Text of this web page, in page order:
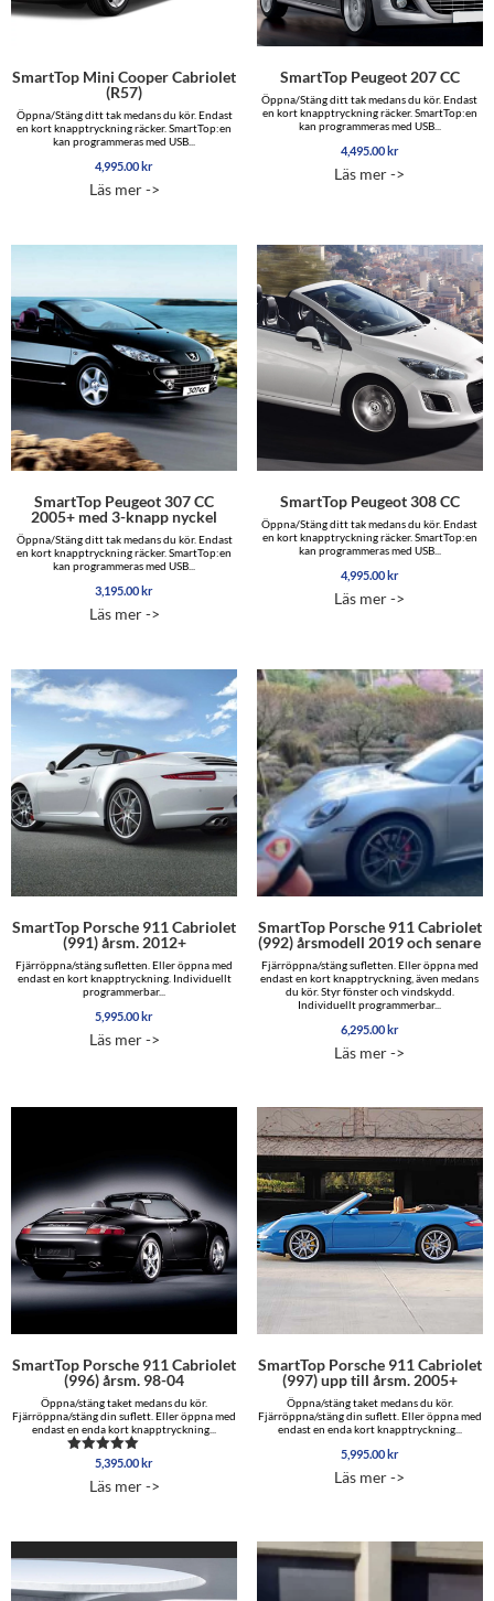
SmartTop Mini Cooper Cabriolet
(R57)
Öppna/Stäng ditt tak medans du kör. Endast
en kort knapptryckning räcker. SmartTop:en
kan programmeras med USB...
4,995.00kr
Läs mer ->
SmartTop Peugeot 207 CC
Öppna/Stäng ditt tak medans du kör. Endast
en kort knapptryckning räcker. SmartTop:en
kan programmeras med USB...
4,495.00kr
Läs mer ->
SmartTop Peugeot 307 CC
2005+ med 3-knapp nyckel
Öppna/Stäng ditt tak medans du kör. Endast
en kort knapptryckning räcker. SmartTop:en
kan programmeras med USB...
3,195.00 kr
Läs mer ->
SmartTop Peugeot 308 CC
Öppna/Stäng ditt tak medans du kör. Endast
en kort knapptryckning räcker. SmartTop:en
kan programmeras med USB...
4,995.00 kr
Läs mer ->
SmartTop Porsche 911 Cabriolet
(991) årsm. 2012+
Fjärröppna/stäng sufletten. Eller öppna med
endast en kort knapptryckning. Individuellt
programmerbar...
5,995.00kr
Läs mer ->
SmartTop Porsche 911 Cabriolet
(992) årsmodell 2019 och senare
Fjärröppna/stäng sufletten. Eller öppna med
endast en kort knapptryckning, även medans
du kör. Styr fönster och vindskydd.
Individuellt programmerbar...
6,295.00kr
Läs mer ->
SmartTop Porsche 911 Cabriolet
(996) årsm. 98-04
Öppna/stäng taket medans du kör.
Fjärröppna/stäng din suflett. Eller öppna med
endast en enda kort knapptryckning...
Betygsatt
av 5
5,395.00kr
Läs mer ->
SmartTop Porsche 911 Cabriolet
(997) upp till årsm. 2005+
Öppna/stäng taket medans du kör.
Fjärröppna/stäng din suflett. Eller öppna med
endast en enda kort knapptryckning...
5,995.00kr
Läs mer ->